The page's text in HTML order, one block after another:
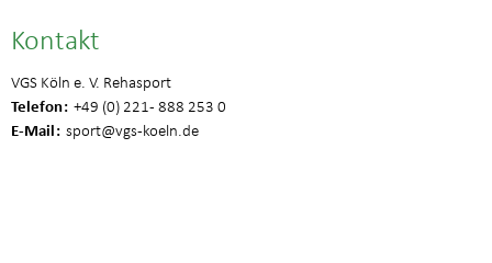
Kontakt
VGS Köln e. V. Rehasport
Telefon +49 (0) 221 - 888 253 0
E-Mail sport@vgs-koeln.de